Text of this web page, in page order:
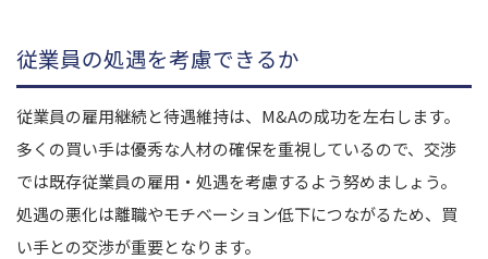
従業員の処遇を考慮できるか
従業員の雇用継続と待遇維持は、M&Aの成功を左右します。
多くの買い手は優秀な人材の確保を重視しているので、交渉
では既存従業員の雇用・処遇を考慮するよう努めましょう。
処遇の悪化は離職やモチベーション低下につながるため、買
い手との交渉が重要となります。